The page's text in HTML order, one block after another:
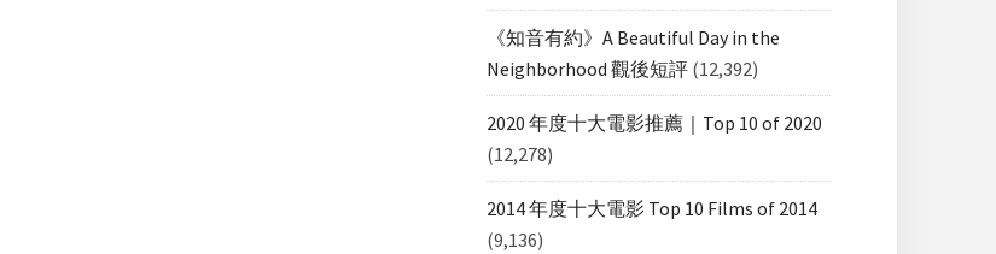
《知音有約》A Beautiful Day in the
Neighborhood 觀後短評 (12,392)
2020 年度十大電影推薦｜Top 10 of 2020
(12,278)
2014 年度十大電影 Top 10 Films of 2014
(9,136)